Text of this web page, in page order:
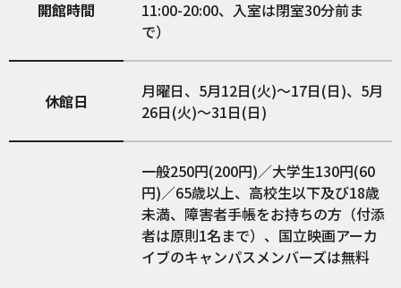
開館時間
11:00-20:00、入室は閉室30分前ま
で）
休館日
月曜日、5月12日(火)～17日(日)、5月
26日(火)～31日(日)
一般250円(200円)／大学生130円(60
円)／65歳以上、高校生以下及び18歳
未満、障害者手帳をお持ちの方（付添
者は原則1名まで）、国立映画アーカ
イブのキャンパスメンバーズは無料